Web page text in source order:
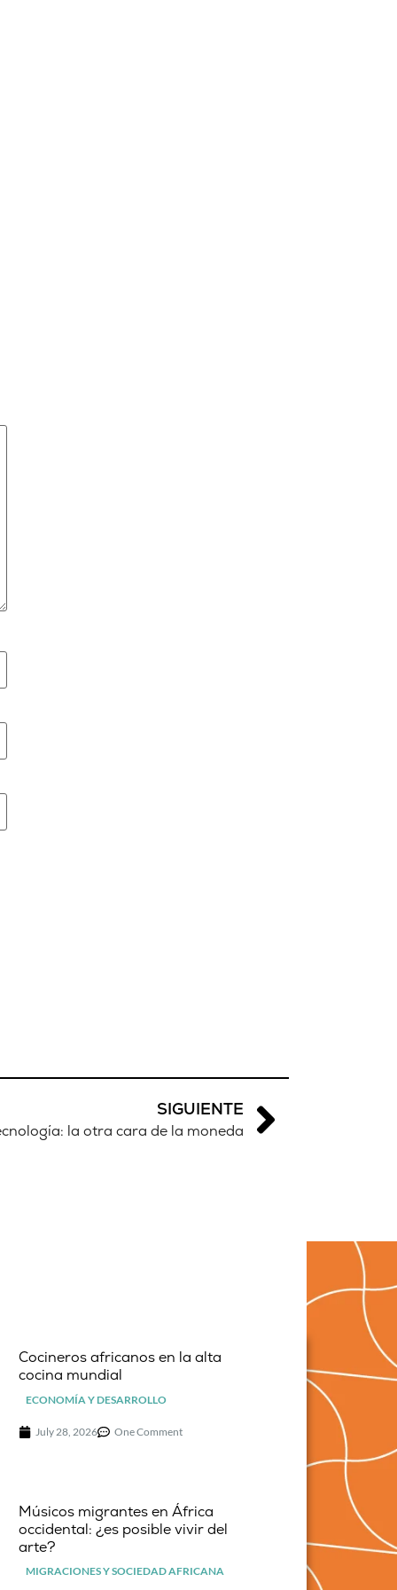
SIGUIENTE
la otra cara de la moneda
Cocineros africanos en la alta
cocina mundial
ECONOMÍA Y DESARROLLO
July 28, 2026 One Comment
Músicos migrantes en África
occidental: ¿es posible vivir del
arte?
MIGRACIONES Y SOCIEDAD AFRICANA